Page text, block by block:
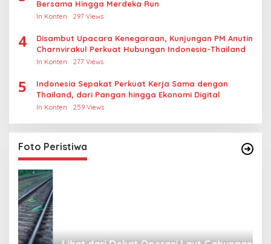
Bersama Hingga Merdeka Run
In Konten 297 Views
4
Disambut Upacara Kenegaraan, Kunjungan PM Anutin
Charnvirakul Perkuat Hubungan Indonesia-Thailand
In Konten 277 Views
5
Indonesia Sepakat Perkuat Kerja Sama dengan
Thailand, dari Pangan hingga Ekonomi Digital
In Konten 259 Views
Foto Peristiwa